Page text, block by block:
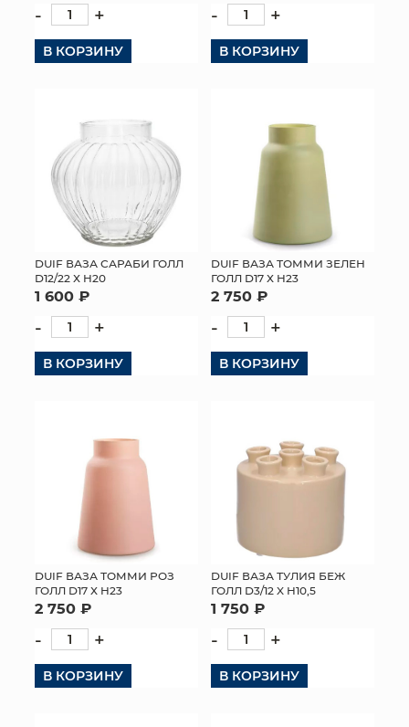
- +
В КОРЗИНУ
- +
В КОРЗИНУ
DUIF ВАЗА САРАБИ ГОЛЛ
D12/22 Х H20
1 600 ₽
- +
В КОРЗИНУ
DUIF ВАЗА ТОММИ ЗЕЛЕН
ГОЛЛ D17 Х H23
2 750 ₽
- +
В КОРЗИНУ
DUIF ВАЗА ТОММИ РОЗ
ГОЛЛ D17 Х H23
2 750 ₽
- +
В КОРЗИНУ
DUIF ВАЗА ТУЛИЯ БЕЖ
ГОЛЛ D3/12 X H10,5
1 750 ₽
- +
В КОРЗИНУ